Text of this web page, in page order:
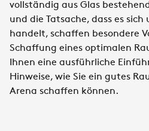
vollständig aus Glas
und die Tatsache, dass es sich
handelt, schaffen besondere
Schaffung eines optimalen
Ihnen eine ausführliche
Hinweise, wie Sie ein gutes
Arena schaffen können.